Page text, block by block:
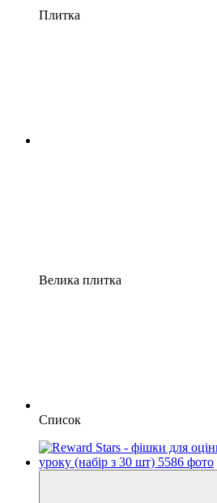
Плитка
Велика плитка
Список